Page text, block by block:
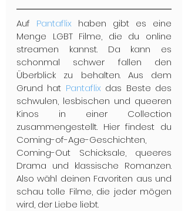
Auf Pantaflix haben gibt es eine
Menge LGBT Filme, die du online
streamen kannst. Da kann es
schonmal schwer fallen den
Überblick zu behalten. Aus dem
Grund hat Pantaflix das Beste des
schwulen, lesbischen und queeren
Kinos in einer Collection
zusammengestellt. Hier findest du
Coming-of-Age-Geschichten,
Coming-Out Schicksale, queeres
Drama und klassische Romanzen.
Also wähl deinen Favoriten aus und
schau tolle Filme, die jeder mögen
wird, der Liebe liebt.